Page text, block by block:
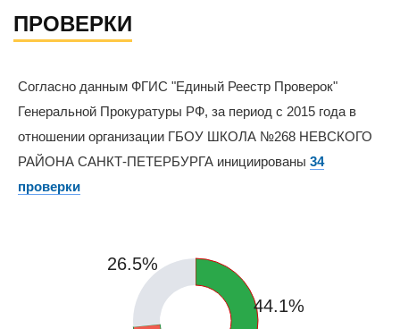
ПРОВЕРКИ
Согласно данным ФГИС "Единый Реестр Проверок"
Генеральной Прокуратуры РФ, за период с 2015 года в
отношении организации ГБОУ ШКОЛА №268 НЕВСКОГО
РАЙОНА САНКТ-ПЕТЕРБУРГА инициированы 34
проверки
44.1%
26.5%